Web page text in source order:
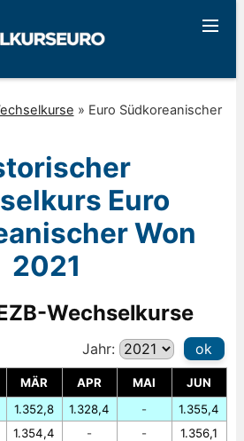
» Euro Südkoreanischer
Euro
Won
2021
Wechselkurse
Jahr: ok
MÄR APR MAI
JUN
1.352,8
1.354,4
1.328,4
-
-
-
1.355,4
1.356,1